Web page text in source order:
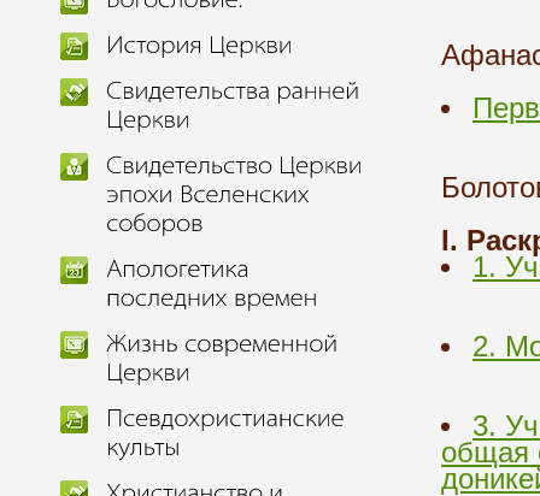
I.
1.
2.
3.
общая